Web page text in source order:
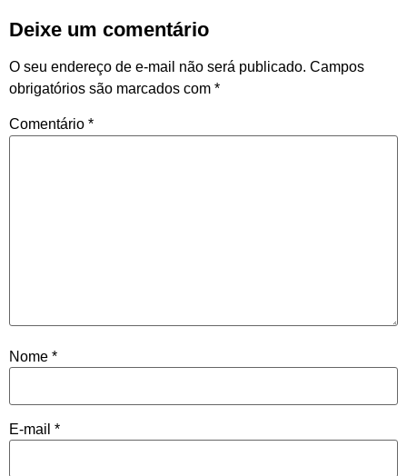
Deixe um comentário
O seu endereço de e-mail não será publicado. Campos
obrigatórios são marcados com *
Comentário *
Nome *
E-mail *